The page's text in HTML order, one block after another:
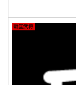
戦国武将